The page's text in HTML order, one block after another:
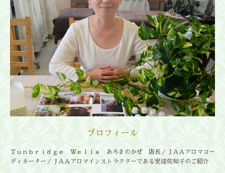
プロフィール
Ｔｕｎｂｒｉｄｇｅ Ｗｅｌｌｓ あろまのかぜ 店長／ＪＡＡアロマコー
ディネーター／ＪＡＡアロマインストラクターである安達佐知子のご紹介